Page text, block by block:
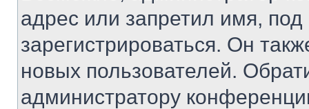
адрес или запретил имя,
зарегистрироваться. Он
новых пользователей.
администратору